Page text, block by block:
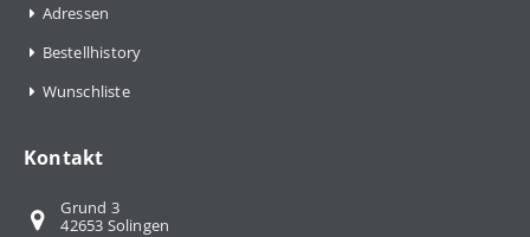
Adressen
Bestellhistory
Wunschliste
Kontakt
Grund 3
42653 Solingen